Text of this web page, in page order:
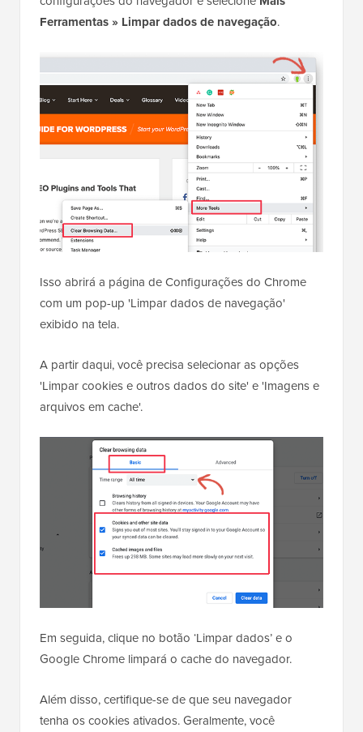
Ferramentas » Limpar dados de navegação.
Isso abrirá a página de Configurações do Chrome
com um pop-up 'Limpar dados de navegação'
exibido na tela.
A partir daqui, você precisa selecionar as opções
'Limpar cookies e outros dados do site' e 'Imagens e
arquivos em cache'.
Em seguida, clique no botão ‘Limpar dados’ e o
Google Chrome limpará o cache do navegador.
Além disso, certifique-se de que seu navegador
tenha os cookies ativados. Geralmente, você